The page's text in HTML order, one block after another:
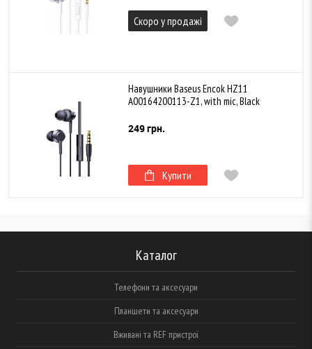
Скоро у продажі
Навушники Baseus Encok HZ11
A00164200113-Z1, with mic, Black
249 грн.
Купити
Каталог
Телефони та аксесуари
Планшети та аксесуари
Вживані та REF пристрої